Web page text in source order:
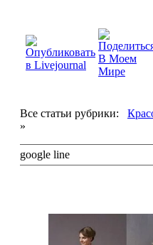
Все статьи рубрики:
»
google line